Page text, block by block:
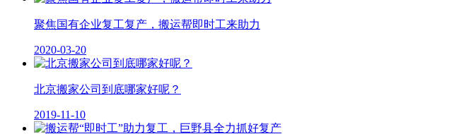
聚焦国有企业复工复产，搬运帮即时工来助力
2020-03-20
北京搬家公司到底哪家好呢？
2019-11-10